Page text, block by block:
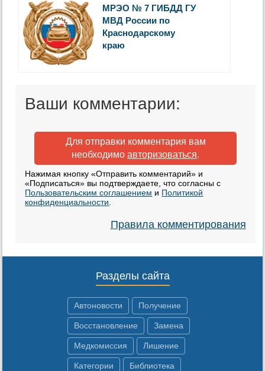
МРЭО № 7 ГИБДД ГУ
МВД России по
Краснодарскому
краю
Ваши комментарии:
Для отправки комментария вам
необходимо авторизоваться.
Нажимая кнопку «Отправить комментарий» и
«Подписаться» вы подтверждаете, что согласны с
Пользовательским соглашением и Политикой
конфиденциальности
Правила комментирования
Разделы сайта
Автоновости Получение
Восстановление Замена
Медкомиссия Лишение
Категории Библиотека